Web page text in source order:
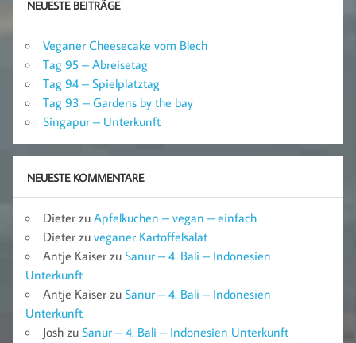
NEUESTE BEITRÄGE
Veganer Cheesecake vom Blech
Tag 95 – Abreisetag
Tag 94 – Spielplatztag
Tag 93 – Gardens by the bay
Singapur – Unterkunft
NEUESTE KOMMENTARE
Dieter zu Apfelkuchen – vegan – einfach
Dieter zu veganer Kartoffelsalat
Antje Kaiser zu Sanur – 4. Bali – Indonesien
Unterkunft
Antje Kaiser zu Sanur – 4. Bali – Indonesien
Unterkunft
Josh zu Sanur – 4. Bali – Indonesien Unterkunft